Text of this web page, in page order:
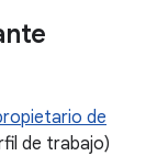
de
de trabajo)